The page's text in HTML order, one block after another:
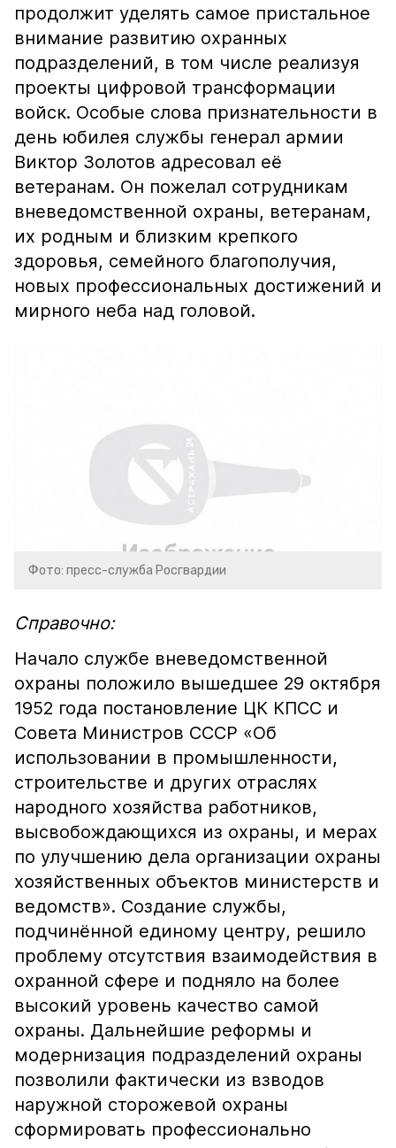
продолжит уделять самое пристальное
внимание развитию охранных
подразделений, в том числе реализуя
проекты цифровой трансформации
войск. Особые слова признательности в
день юбилея службы генерал армии
Виктор Золотов адресовал её
ветеранам. Он пожелал сотрудникам
вневедомственной охраны, ветеранам,
их родным и близким крепкого
здоровья, семейного благополучия,
новых профессиональных достижений и
мирного неба над головой.
Фото: пресс-служба Росгвардии
Справочно:
Начало службе вневедомственной
охраны положило вышедшее 29 октября
1952 года постановление ЦК КПСС и
Совета Министров СССР «Об
использовании в промышленности,
строительстве и других отраслях
народного хозяйства работников,
высвобождающихся из охраны, и мерах
по улучшению дела организации охраны
хозяйственных объектов министерств и
ведомств». Создание службы,
подчинённой единому центру, решило
проблему отсутствия взаимодействия в
охранной сфере и подняло на более
высокий уровень качество самой
охраны. Дальнейшие реформы и
модернизация подразделений охраны
позволили фактически из взводов
наружной сторожевой охраны
сформировать профессионально